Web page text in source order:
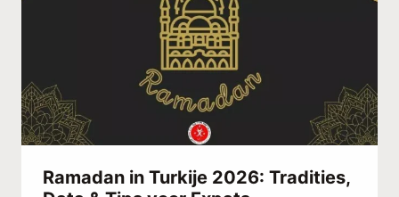
Ramadan in Turkije 2026: Tradities,